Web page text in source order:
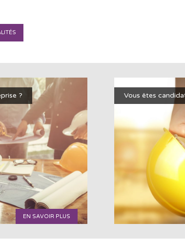
?
EN SAVOIR PLUS
Vous êtes